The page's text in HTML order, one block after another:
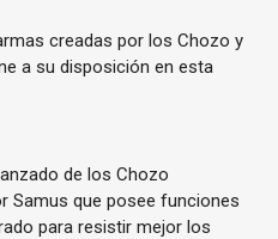
creadas por los Chozo y
a su disposición en esta
de los Chozo
Samus que posee funciones
para resistir mejor los